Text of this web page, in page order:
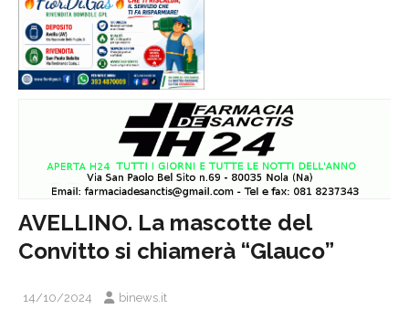
AVELLINO. La mascotte del
Convitto si chiamerà “Glauco”
14/10/2024 binews.it